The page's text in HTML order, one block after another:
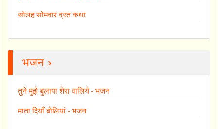
सोलह सोमवार व्रत कथा
भजन ›
तुने मुझे बुलाया शेरा वालिये - भजन
माता दियाँ बोलियां - भजन